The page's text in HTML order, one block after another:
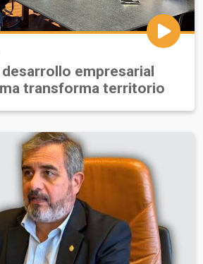
empresarial
transforma territorio